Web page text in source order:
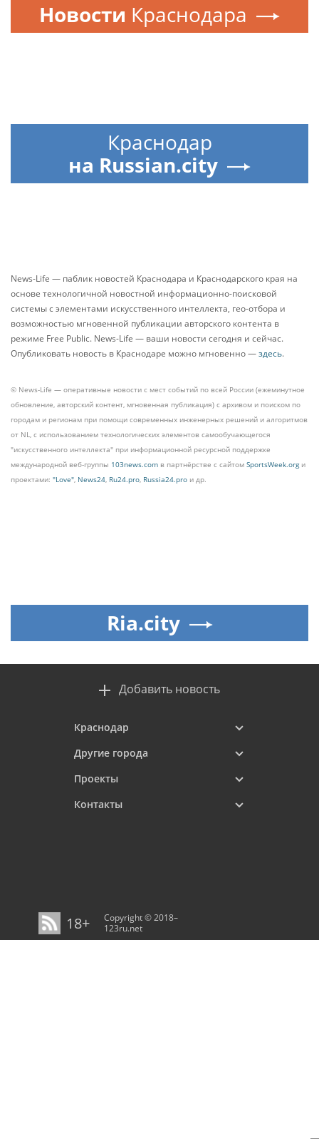
Новости Краснодара
Краснодар
на Russian.city
News-Life — паблик новостей Краснодара и Краснодарского края на
основе технологичной новостной информационно-поисковой
системы с элементами искусственного интеллекта, гео-отбора и
возможностью мгновенной публикации авторского контента в
режиме Free Public. News-Life — ваши новости сегодня и сейчас.
Опубликовать новость в Краснодаре можно мгновенно —здесь.
© News-Life — оперативные новости с мест событий по всей России (ежеминутное
обновление, авторский контент, мгновенная публикация) с архивом и поиском по
городам и регионам при помощи современных инженерных решений и алгоритмов
от NL, с использованием технологических элементов самообучающегося
"искусственного интеллекта" при информационной ресурсной поддержке
международной веб-группы 103news.com в партнёрстве с сайтом SportsWeek.orgи
проектами: "Love", News24, Ru24.pro, Russia24.pro и др.
Ria.city
Добавить новость
Краснодар
Другие города
Проекты
Контакты
18+
Copyright © 2018–
123ru.net